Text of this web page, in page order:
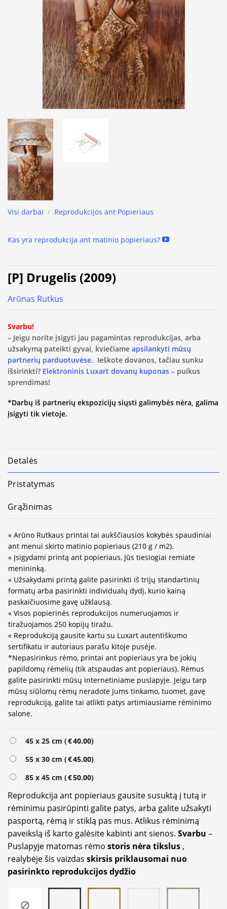
Visi darbai / Reprodukcijos ant Popieriaus
Kas yra reprodukcija ant matinio popieriaus?
[P] Drugelis (2009)
Arūnas Rutkus
Svarbu!
– Jeigu norite įsigyti jau pagamintas reprodukcijas, arba
užsakymą pateikti gyvai, kviečiame apsilankyti mūsų
partnerių parduotuvėse. Ieškote dovanos, tačiau sunku
išsirinkti? Elektroninis Luxart dovanų kuponas – puikus
sprendimas!
*Darbų iš partnerių ekspozicijų siųsti galimybės nėra, galima
įsigyti tik vietoje.
Detalės
Pristatymas
Grąžinimas
« Arūno Rutkaus printai tai aukščiausios kokybės spaudiniai
ant menui skirto matinio popieriaus (210 g / m2).
« Įsigydami printą ant popieriaus, Jūs tiesiogiai remiate
menininką.
« Užsakydami printą galite pasirinkti iš trijų standartinių
formatų arba pasirinkti individualų dydį, kurio kainą
paskaičiuosime gavę užklausą.
« Visos popierinės reprodukcijos numeruojamos ir
tiražuojamos 250 kopijų tiražu.
« Reprodukciją gausite kartu su Luxart autentiškumo
sertifikatu ir autoriaus parašu kitoje pusėje.
*Nepasirinkus rėmo, printai ant popieriaus yra be jokių
papildomų rėmelių (tik atspaudas ant popieriaus). Rėmus
galite pasirinkti mūsų internetiniame puslapyje. Jeigu tarp
mūsų siūlomų rėmų neradote Jums tinkamo, tuomet, gavę
reprodukciją, galite tai atlikti patys artimiausiame rėminimo
salone.
45 x 25 cm (€40.00)
55 x 30 cm (€45.00)
85 x 45 cm (€50.00)
Reprodukcija ant popieriaus gausite susuktą į tutą ir
rėminimu pasirūpinti galite patys, arba galite užsakyti
pasportą, rėmą ir stiklą pas mus. Atlikus rėminimą
paveikslą iš karto galėsite kabinti ant sienos. Svarbu –
Puslapyje matomas rėmo storis nėra tikslus ,
realybėje šis vaizdas skirsis priklausomai nuo
pasirinkto reprodukcijos dydžio
Alternative: